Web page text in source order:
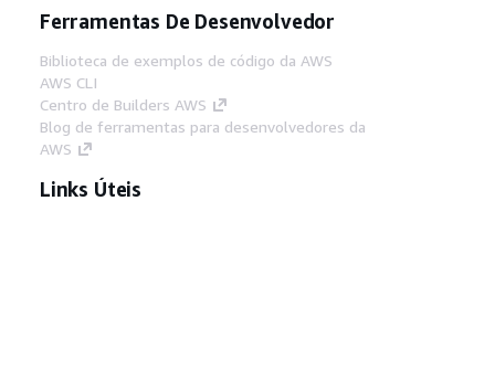
Ferramentas De Desenvolvedor
Biblioteca de exemplos de código da AWS
AWS CLI
Centro de Builders AWS
Blog de ferramentas para desenvolvedores da
AWS
Links Úteis